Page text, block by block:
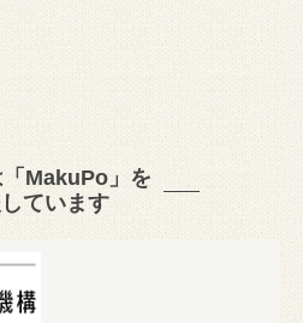
MakuPo」を
ています